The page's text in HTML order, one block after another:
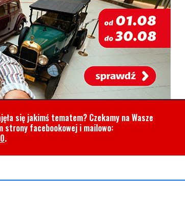
się jakimś tematem? Czekamy na Wasze
strony facebookowej i mailowo:
.